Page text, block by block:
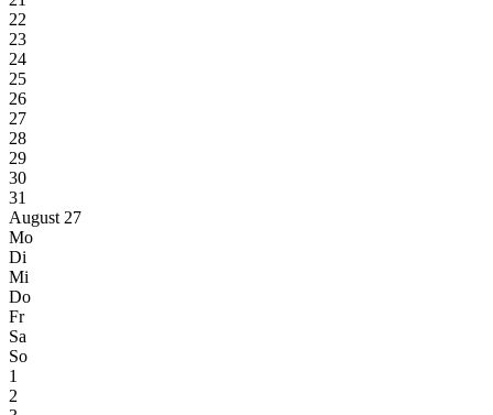
22
23
24
25
26
27
28
29
30
31
August 27
Mo
Di
Mi
Do
Fr
Sa
So
1
2